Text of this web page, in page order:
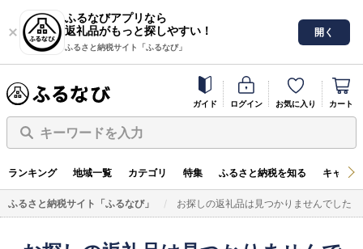
ふるなびアプリなら
返礼品がもっと探しやすい！
ふるさと納税サイト「ふるなび」
開く
ガイド ログイン お気に入り カート
キーワードを入力
ランキング 地域一覧 カテゴリ 特集 ふるさと納税を知る キャン
ふるさと納税サイト「ふるなび」 お探しの返礼品は見つかりませんでした